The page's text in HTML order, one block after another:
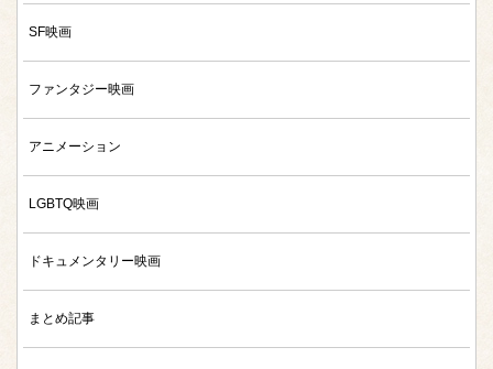
SF映画
ファンタジー映画
アニメーション
LGBTQ映画
ドキュメンタリー映画
まとめ記事